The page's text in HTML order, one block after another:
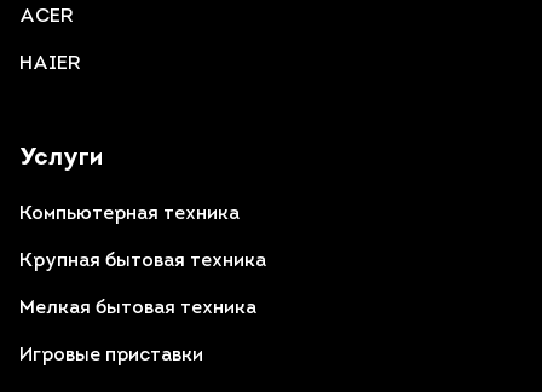
Услуги
Компьютерная техника
Крупная бытовая техника
Мелкая бытовая техника
Игровые приставки
ACER
HAIER